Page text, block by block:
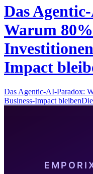
Das
Warum
Impact
Das Agentic-AI-Paradox:
Business-Impact